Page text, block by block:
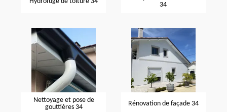
34
Nettoyage et pose de
gouttières 34
Rénovation de façade 34